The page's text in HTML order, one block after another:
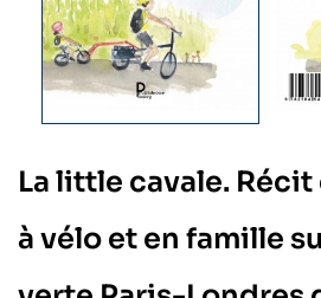
La little cavale. Récit
à vélo et en famille